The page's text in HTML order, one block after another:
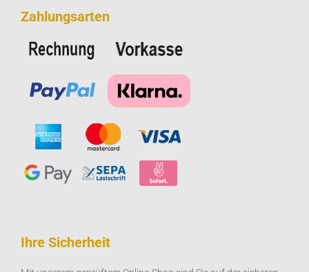
Zahlungsarten
Ihre Sicherheit